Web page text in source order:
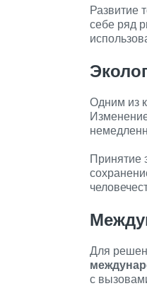
Развитие
себе ряд
Одним из
Принятие
Для
с